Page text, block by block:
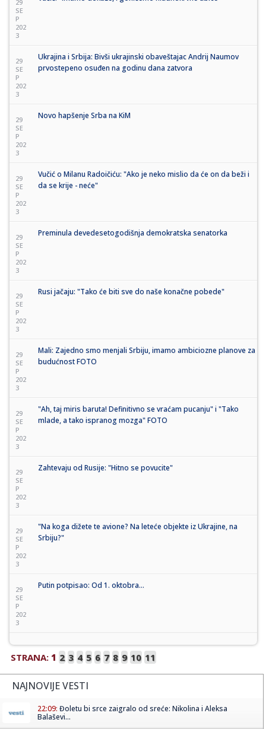
29
SE
P
202
3
29
SE
P
202
3
Ukrajina i Srbija: Bivši ukrajinski obaveštajac Andrij Naumov
prvostepeno osuđen na godinu dana zatvora
29
SE
P
202
3
Novo hapšenje Srba na KiM
29
SE
P
202
3
Vučić o Milanu Radoičiću: "Ako je neko mislio da će on da beži i
da se krije - neće"
29
SE
P
202
3
Preminula devedesetogodišnja demokratska senatorka
29
SE
P
202
3
Rusi jačaju: "Tako će biti sve do naše konačne pobede"
29
SE
P
202
3
Mali: Zajedno smo menjali Srbiju, imamo ambiciozne planove za
budućnost FOTO
29
SE
P
202
3
"Ah, taj miris baruta! Definitivno se vraćam pucanju" i "Tako
mlade, a tako ispranog mozga" FOTO
29
SE
P
202
3
Zahtevaju od Rusije: "Hitno se povucite"
29
SE
P
202
3
"Na koga dižete te avione? Na leteće objekte iz Ukrajine, na
Srbiju?"
29
SE
P
202
3
Putin potpisao: Od 1. oktobra...
STRANA: 1 2 3 4 5 6 7 8 9 10 11
NAJNOVIJE VESTI
22:09: Đoletu bi srce zaigralo od sreće: Nikolina i Aleksa
Balaševi...